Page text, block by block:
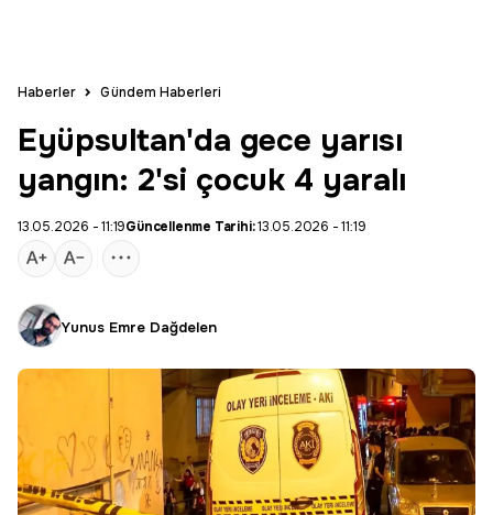
Haberler Gündem Haberleri
Eyüpsultan'da gece yarısı
yangın: 2'si çocuk 4 yaralı
13.05.2026 - 11:19Güncellenme Tarihi:13.05.2026 - 11:19
Yunus Emre Dağdelen